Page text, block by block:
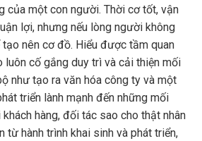
của một con người. Thời cơ tốt, vận
lợi, nhưng nếu lòng người không
nên cơ đồ. Hiểu được tầm quan
luôn cố gắng duy trì và cải thiện mối
như tạo ra văn hóa công ty và một
triển lành mạnh đến những mối
hàng, đối tác sao cho thật nhân
từ hành trình khai sinh và phát triển,